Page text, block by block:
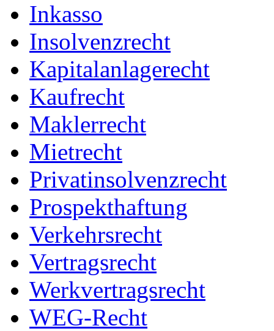
Inkasso
Insolvenzrecht
Kapitalanlagerecht
Kaufrecht
Maklerrecht
Mietrecht
Privatinsolvenzrecht
Prospekthaftung
Verkehrsrecht
Vertragsrecht
Werkvertragsrecht
WEG-Recht